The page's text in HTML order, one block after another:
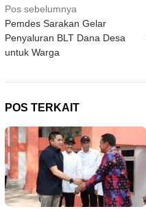
Navigasi
pos
Pos sebelumnya
Pemdes Sarakan Gelar
Penyaluran BLT Dana Desa
untuk Warga
POS TERKAIT